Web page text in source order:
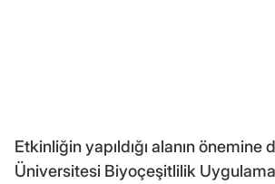
Etkinliğin yapıldığı alanın önemine
Üniversitesi Biyoçeşitlilik